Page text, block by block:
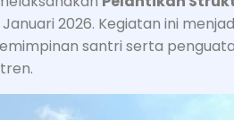
2026. Kegiatan ini
santri serta